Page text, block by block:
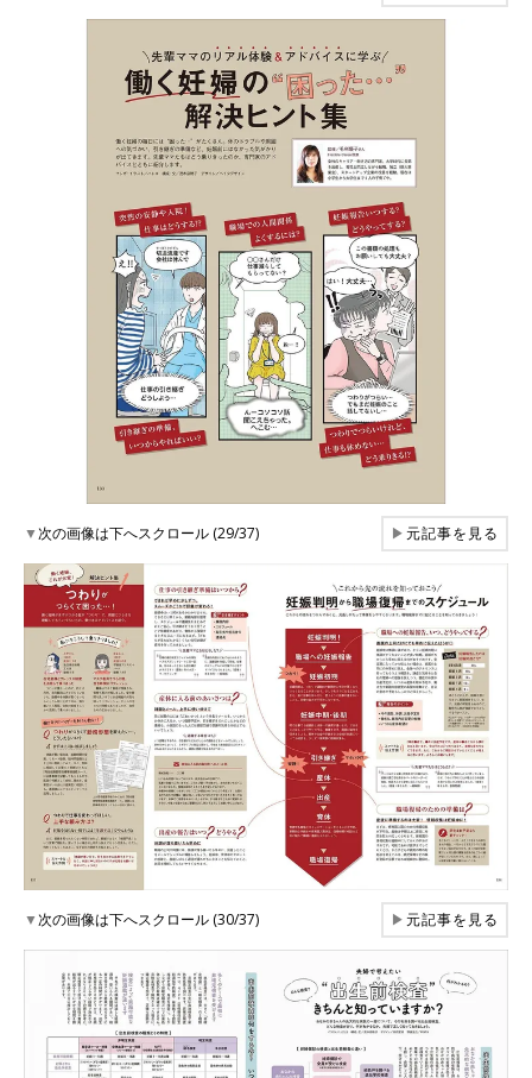
▼次の画像は下へスクロール (29/37) ▶元記事を見る
▼次の画像は下へスクロール (30/37) ▶元記事を見る